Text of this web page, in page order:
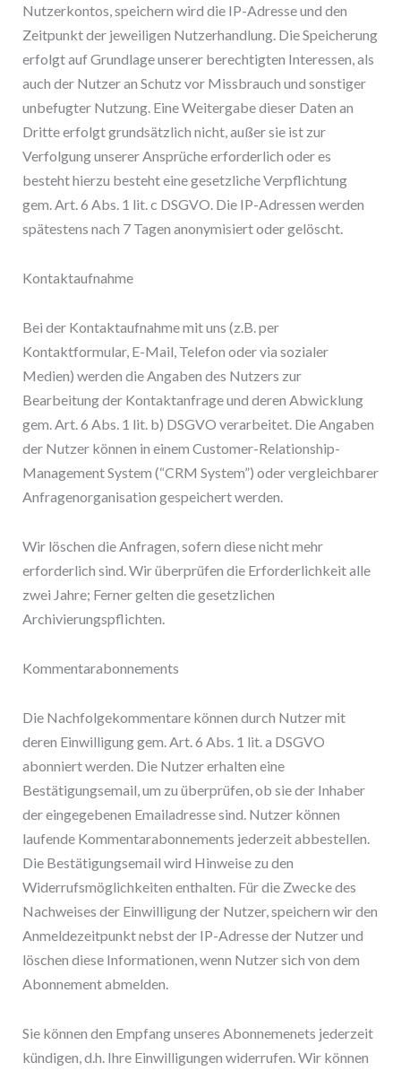
Nutzerkontos, speichern wird die IP-Adresse und den
Zeitpunkt der jeweiligen Nutzerhandlung. Die Speicherung
erfolgt auf Grundlage unserer berechtigten Interessen, als
auch der Nutzer an Schutz vor Missbrauch und sonstiger
unbefugter Nutzung. Eine Weitergabe dieser Daten an
Dritte erfolgt grundsätzlich nicht, außer sie ist zur
Verfolgung unserer Ansprüche erforderlich oder es
besteht hierzu besteht eine gesetzliche Verpflichtung
gem. Art. 6 Abs. 1 lit. c DSGVO. Die IP-Adressen werden
spätestens nach 7 Tagen anonymisiert oder gelöscht.
Kontaktaufnahme
Bei der Kontaktaufnahme mit uns (z.B. per
Kontaktformular, E-Mail, Telefon oder via sozialer
Medien) werden die Angaben des Nutzers zur
Bearbeitung der Kontaktanfrage und deren Abwicklung
gem. Art. 6 Abs. 1 lit. b) DSGVO verarbeitet. Die Angaben
der Nutzer können in einem Customer-Relationship-
Management System (“CRM System”) oder vergleichbarer
Anfragenorganisation gespeichert werden.
Wir löschen die Anfragen, sofern diese nicht mehr
erforderlich sind. Wir überprüfen die Erforderlichkeit alle
zwei Jahre; Ferner gelten die gesetzlichen
Archivierungspflichten.
Kommentarabonnements
Die Nachfolgekommentare können durch Nutzer mit
deren Einwilligung gem. Art. 6 Abs. 1 lit. a DSGVO
abonniert werden. Die Nutzer erhalten eine
Bestätigungsemail, um zu überprüfen, ob sie der Inhaber
der eingegebenen Emailadresse sind. Nutzer können
laufende Kommentarabonnements jederzeit abbestellen.
Die Bestätigungsemail wird Hinweise zu den
Widerrufsmöglichkeiten enthalten. Für die Zwecke des
Nachweises der Einwilligung der Nutzer, speichern wir den
Anmeldezeitpunkt nebst der IP-Adresse der Nutzer und
löschen diese Informationen, wenn Nutzer sich von dem
Abonnement abmelden.
Sie können den Empfang unseres Abonnemenets jederzeit
kündigen, d.h. Ihre Einwilligungen widerrufen. Wir können